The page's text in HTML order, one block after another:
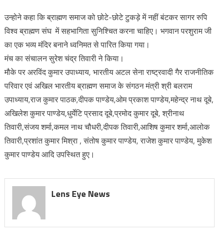
उन्होने कहा कि ब्राह्मण समाज को छोटे-छोटे टुकड़े में नहीं बंटकर सागर रुपि
विश्व ब्राह्मण संघ में सहभागिता सुनिश्चित करना चाहिए। भगवान परशुराम जी
का एक भव्य मंदिर बनाने ध्वनिमत से पारित किया गया।
मंच का संचालन सुरेश चंद्र तिवारी ने किया।
मौके पर अरविंद कुमार उपाध्याय, भारतीय अटल सेना राष्ट्रवादी गैर राजनीतिक
परिवार एवं अखिल भारतीय ब्राह्मण समाज के संगठन मंत्री श्री बलराम
उपाध्याय,राज कुमार पाठक,दीपक पाण्डेय,ओम प्रकाश पाण्डेय,महेन्द्र नाथ दूबे,
अखिलेश कुमार पाण्डेय,धुर्येटि प्रसाद दूबे,प्रमोद कुमार दूबे, श्रीनाथ
तिवारी,संजय शर्मा,कमल नाथ चौधरी,दीपक तिवारी,आशिष कुमार शर्मा,आलोक
तिवारी,प्रशांत कुमार मिश्रा , संतोष कुमार पाण्डेय, राजेश कुमार पाण्डेय, मुकेश
कुमार पाण्डेय आदि उपस्थित हुए।
Lens Eye News